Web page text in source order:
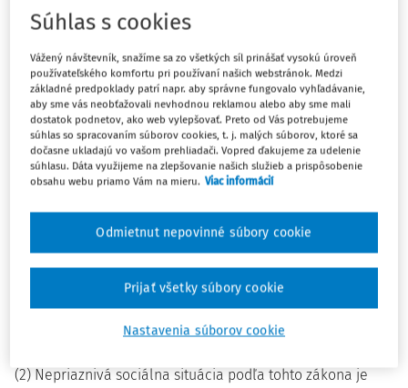
osoby, rodiny alebo komunity,
osoby viesť samostatný život a na podporu jej
začlenenia do spoločnosti,
c) zabezpečenie nevyhnutných podmienok na
uspokojovanie základných životných potrieb fyzickej
osoby,
d) riešenie krízovej sociálnej situácie fyzickej osoby a
rodiny,
e) prevenciu sociálneho vylúčenia fyzickej osoby a
rodiny,
f) zabezpečenie starostlivosti o dieťa z dôvodu situácie v
(2) Nepriaznivá sociálna situácia podľa tohto zákona je
Súhlas s cookies
Vážený návštevník, snažíme sa zo všetkých síl prinášať vysokú úroveň
používateľského komfortu pri používaní našich webstránok. Medzi
základné predpoklady patrí napr. aby správne fungovalo vyhľadávanie,
aby sme vás neobťažovali nevhodnou reklamou alebo aby sme mali
dostatok podnetov, ako web vylepšovať. Preto od Vás potrebujeme
súhlas so spracovaním súborov cookies, t. j. malých súborov, ktoré sa
dočasne ukladajú vo vašom prehliadači. Vopred ďakujeme za udelenie
súhlasu. Dáta využijeme na zlepšovanie našich služieb a prispôsobenie
obsahu webu priamo Vám na mieru. Viac informácií
Nastavenia súborov cookie
Odmietnut nepovinné súbory cookie
Prijať všetky súbory cookie